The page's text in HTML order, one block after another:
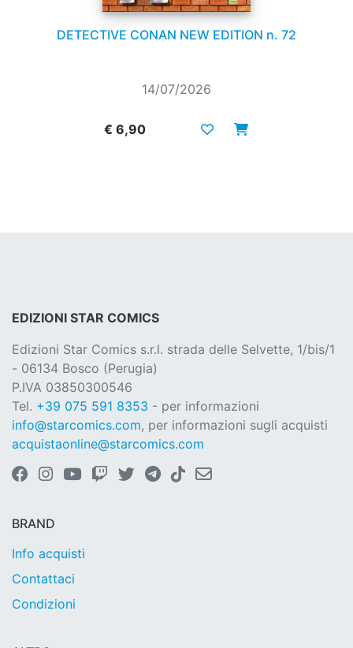
DETECTIVE CONAN NEW EDITION n. 72
14/07/2026
€ 6,90
EDIZIONI STAR COMICS
Edizioni Star Comics s.r.l. strada delle Selvette, 1/bis/1
- 06134 Bosco (Perugia)
P.IVA 03850300546
Tel. +39 075 591 8353 - per informazioni
info@starcomics.com, per informazioni sugli acquisti
acquistaonline@starcomics.com
BRAND
Info acquisti
Contattaci
Condizioni